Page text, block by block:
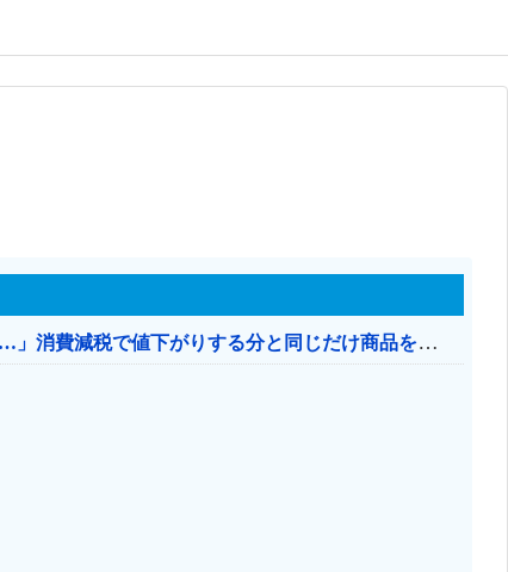
【消費税率1％】 「下げるのが筋なんですけど…」消費減税で値下がりする分と同じだけ商品を値上げして店頭価格を変えない店も